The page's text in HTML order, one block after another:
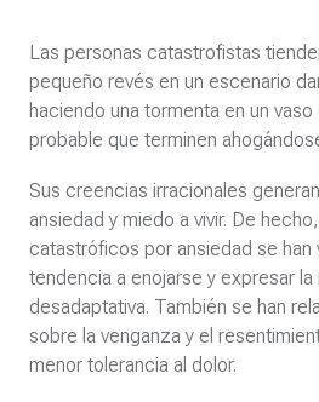
Las personas catastrofistas
pequeño revés en un escenario
haciendo una tormenta en un
probable que terminen
Sus creencias irracionales
ansiedad y miedo a vivir. De
catastróficos por ansiedad se han
tendencia a enojarse y expresar la
desadaptativa. También se han
sobre la venganza y el
menor tolerancia al dolor.